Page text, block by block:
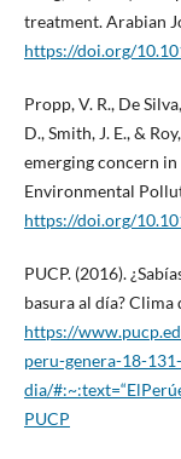
treatment. Arabian
https://doi.org/
Propp, V. R., De
D., Smith, J. E., &
emerging concern
Environmental
https://doi.org/
PUCP. (2016).
basura al día? Clima
https://
peru-genera-18-
dia/
PUCP